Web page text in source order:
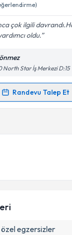
işlenmesine
ve kişisel
işlenmesini kabul
çok ilgili
oldu.
North Star İş Merkezi D:15
Randevu Talep Et
Talebi
e-posta ile
ve kişisel
özel egzersizler